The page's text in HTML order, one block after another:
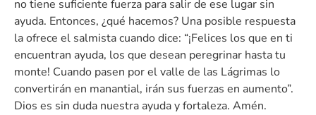
no tiene suficiente fuerza para salir de ese lugar sin
ayuda. Entonces, ¿qué hacemos? Una posible respuesta
la ofrece el salmista cuando dice: “¡Felices los que en ti
encuentran ayuda, los que desean peregrinar hasta tu
monte! Cuando pasen por el valle de las Lágrimas lo
convertirán en manantial, irán sus fuerzas en aumento”.
Dios es sin duda nuestra ayuda y fortaleza. Amén.